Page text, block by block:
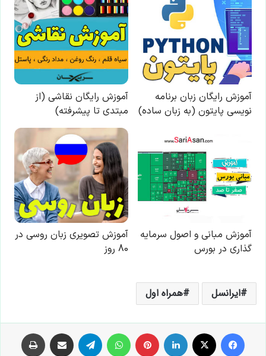
ایرانسل همراه اول
فیس بوک لینکدین ‫پین‌ترست تلگرام اشتراک گذاری از طریق ایمیل